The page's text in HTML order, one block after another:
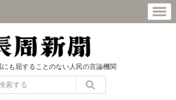
にも屈することのない人民の言論機関